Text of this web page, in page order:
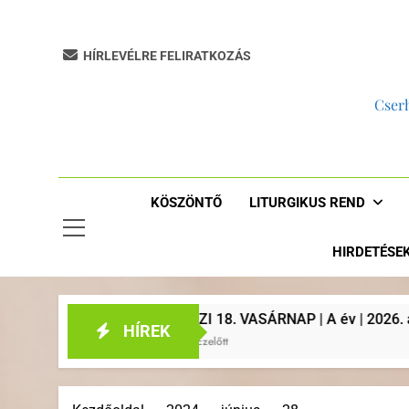
HÍRLEVÉLRE FELIRATKOZÁS
KÖSZÖNTŐ LITURGIKUS REND
HÍREK
18. VASÁRNAP | A év | 2026. augusztus 2. | Plébániai